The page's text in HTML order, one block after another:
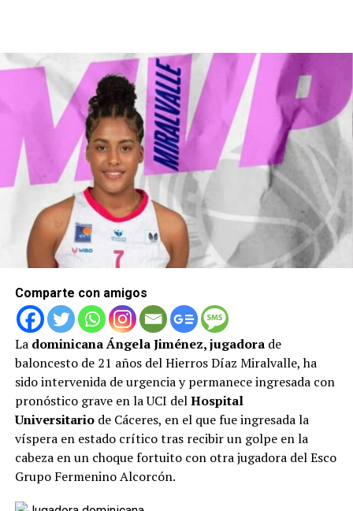
Comparte con amigos
La dominicana Ángela Jiménez, jugadorade
baloncesto de 21 años del Hierros Díaz Miralvalle, ha
sido intervenida de urgencia y permanece ingresada con
pronóstico grave en la UCI delHospital
Universitariode Cáceres, en el que fue ingresada la
víspera en estado crítico tras recibir un golpe en la
cabeza en un choque fortuito con otra jugadora del Esco
Grupo Fermenino Alcorcón.